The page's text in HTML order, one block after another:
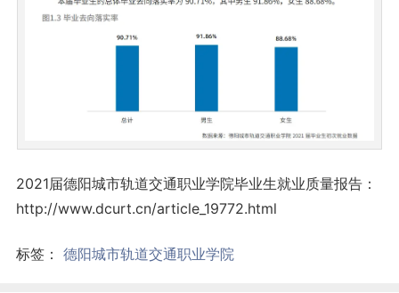
2021届德阳城市轨道交通职业学院毕业生就业质量报告：
http://www.dcurt.cn/article_19772.html
标签： 德阳城市轨道交通职业学院